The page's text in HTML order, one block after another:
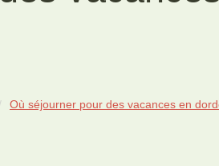
Où séjourner pour des vacances en